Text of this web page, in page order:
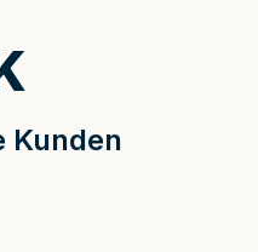
Kunden